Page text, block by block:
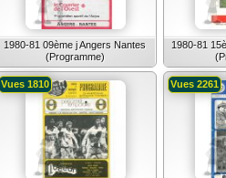
1980-81 09ème j Angers Nantes
(Programme)
1980-81
Vues 1810 Vues 2261